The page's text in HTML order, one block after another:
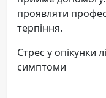
проявляти
терпіння.
Стрес у опікунки
симптоми